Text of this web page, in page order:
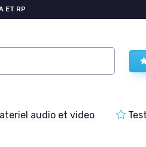
ET RP
audio et video